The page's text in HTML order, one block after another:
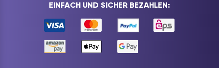
EINFACH UND SICHER BEZAHLEN: